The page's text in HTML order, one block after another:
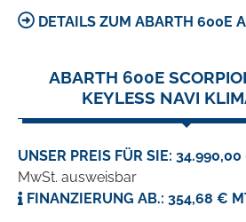
DETAILS ZUM ABARTH 600E
ABARTH 600E
KEYLESS NAVI
UNSER PREIS FÜR SIE:
MwSt. ausweisbar
FINANZIERUNG AB.: 354,68 €